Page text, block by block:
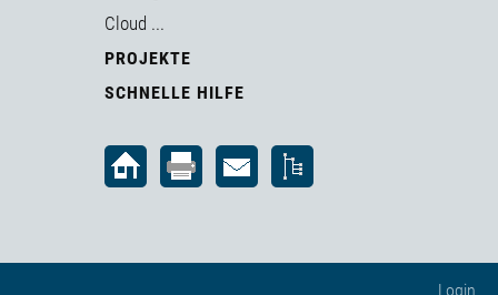
Cloud ...
PROJEKTE
SCHNELLE HILFE
Login